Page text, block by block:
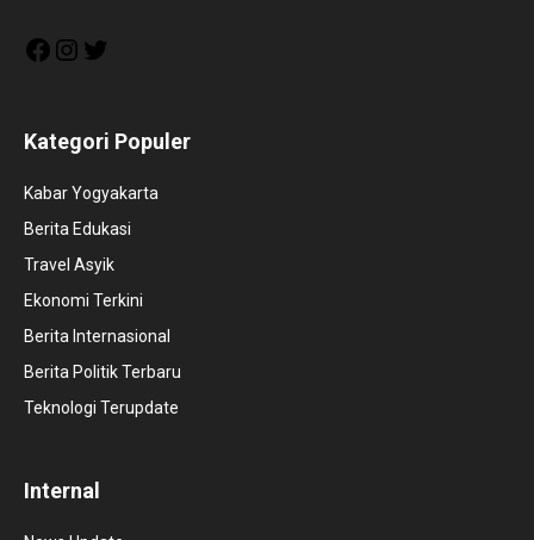
FacebookInstagram
Kategori Populer
Kabar Yogyakarta
Berita Edukasi
Travel Asyik
Ekonomi Terkini
Berita Internasional
Berita Politik Terbaru
Teknologi Terupdate
Internal